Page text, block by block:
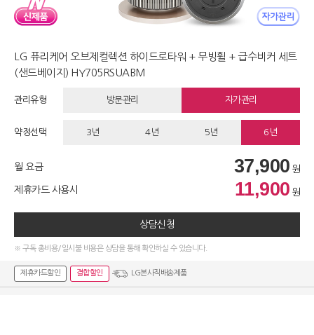
LG 퓨리케어 오브제컬렉션 하이드로타워 + 무빙휠 + 급수비커 세트
(샌드베이지) HY705RSUABM
관리유형 방문관리 자가관리
약정선택 3년 4년 5년 6년
월 요금 37,900 원
제휴카드 사용시 11,900 원
상담신청
※ 구독 총비용/일시불 비용은 상담을 통해 확인하실 수 있습니다.
제휴카드할인 결합할인 LG본사직배송제품